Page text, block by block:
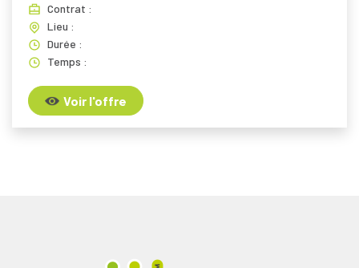
Contrat :
Lieu :
Durée :
Temps :
Voir l'offre